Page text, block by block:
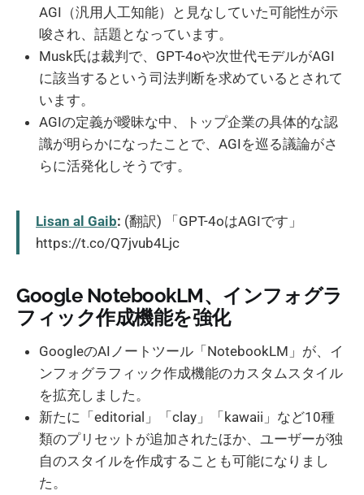
AGI（汎用人工知能）と見なしていた可能性が示
唆され、話題となっています。
Musk氏は裁判で、GPT-4oや次世代モデルがAGI
に該当するという司法判断を求めているとされて
います。
AGIの定義が曖昧な中、トップ企業の具体的な認
識が明らかになったことで、AGIを巡る議論がさ
らに活発化しそうです。
Lisan al Gaib: (翻訳) 「GPT-4oはAGIです」
https://t.co/Q7jvub4Ljc
Google NotebookLM、インフォグラ
フィック作成機能を強化
GoogleのAIノートツール「NotebookLM」が、イ
ンフォグラフィック作成機能のカスタムスタイル
を拡充しました。
新たに「editorial」「clay」「kawaii」など10種
類のプリセットが追加されたほか、ユーザーが独
自のスタイルを作成することも可能になりまし
た。